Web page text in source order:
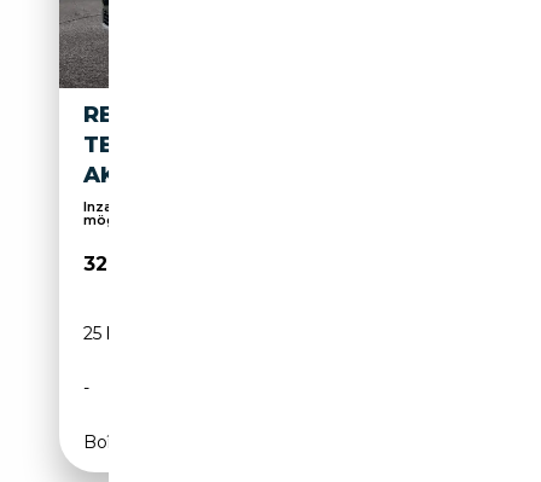
RENAULT KANGOO GRAND
TECHNO TCE 130 EDC
AKTION*
Inzahlungnahme und Finanzierung oder Leasing
mögli...
32 977€
25 km
-
Boîte automatique